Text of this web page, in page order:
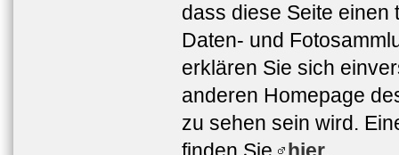
dass diese Seite einen
Daten- und
erklären Sie sich
anderen Homepage
zu sehen sein wird.